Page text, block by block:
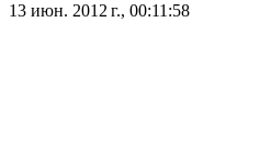
13 июн. 2012 г., 00:11:58